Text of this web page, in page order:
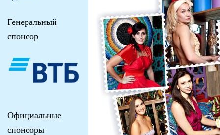
Генеральный
спонсор
Официальные
спонсоры